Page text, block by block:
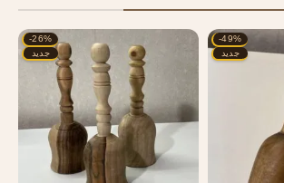
-49%
جدید
-26%
جدید